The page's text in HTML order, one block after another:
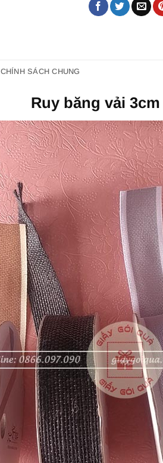
CHÍNH SÁCH CHUNG
Ruy băng vải